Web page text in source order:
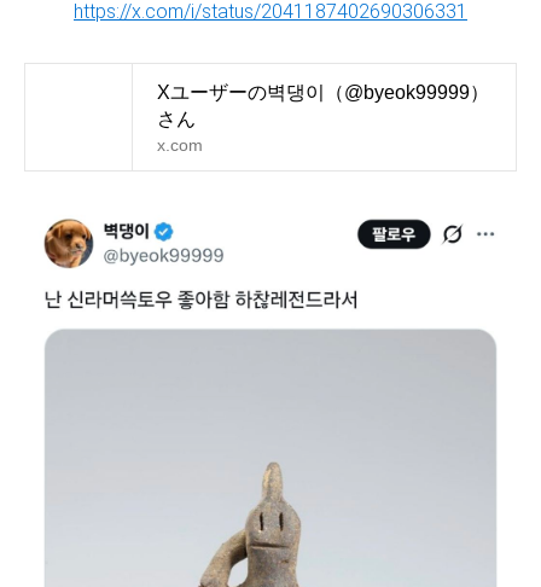
https://x.com/i/status/2041187402690306331
Xユーザーの벽댕이（@byeok99999）
さん
x.com